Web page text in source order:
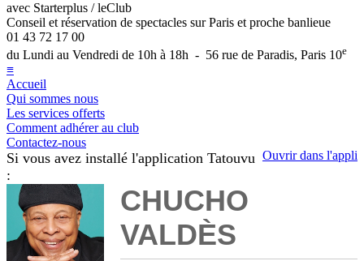
avec Starterplus / leClub
Conseil et réservation de spectacles sur Paris et proche banlieue
01 43 72 17 00
du Lundi au Vendredi de 10h à 18h - 56 rue de Paradis, Paris 10e
≡
Accueil
Qui sommes nous
Les services offerts
Comment adhérer au club
Contactez-nous
Ouvrir dans l'appli
Si vous avez installé l'application Tatouvu
:
CHUCHO
VALDÈS